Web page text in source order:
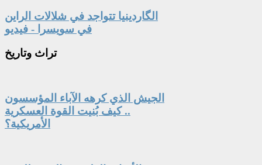
الگاردينيا تتواجد في شلالات الراين
في سويسرا - فيديو
تراث وتاريخ
الجيش الذي كرهه الآباء المؤسسون
.. كيف بُنيت القوة العسكرية
الأمريكية؟